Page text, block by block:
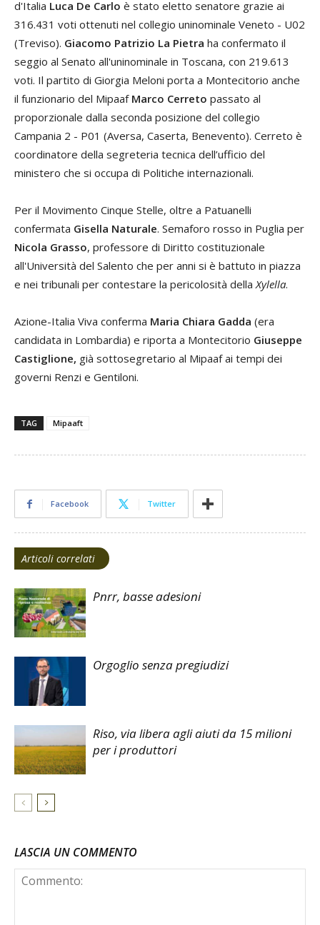
d'Italia Luca De Carlo è stato eletto senatore grazie ai
316.431 voti ottenuti nel collegio uninominale Veneto - U02
(Treviso). Giacomo Patrizio La Pietra ha confermato il
seggio al Senato all'uninominale in Toscana, con 219.613
voti. Il partito di Giorgia Meloni porta a Montecitorio anche
il funzionario del Mipaaf Marco Cerreto passato al
proporzionale dalla seconda posizione del collegio
Campania 2 - P01 (Aversa, Caserta, Benevento). Cerreto è
coordinatore della segreteria tecnica dell’ufficio del
ministero che si occupa di Politiche internazionali.
Per il Movimento Cinque Stelle, oltre a Patuanelli
confermata Gisella Naturale. Semaforo rosso in Puglia per
Nicola Grasso, professore di Diritto costituzionale
all'Università del Salento che per anni si è battuto in piazza
e nei tribunali per contestare la pericolosità della Xylella.
Azione-Italia Viva conferma Maria Chiara Gadda (era
candidata in Lombardia) e riporta a Montecitorio Giuseppe
Castiglione, già sottosegretario al Mipaaf ai tempi dei
governi Renzi e Gentiloni.
TAG Mipaaft
Facebook Twitter
Articoli correlati
Pnrr, basse adesioni
Orgoglio senza pregiudizi
Riso, via libera agli aiuti da 15 milioni
per i produttori
LASCIA UN COMMENTO